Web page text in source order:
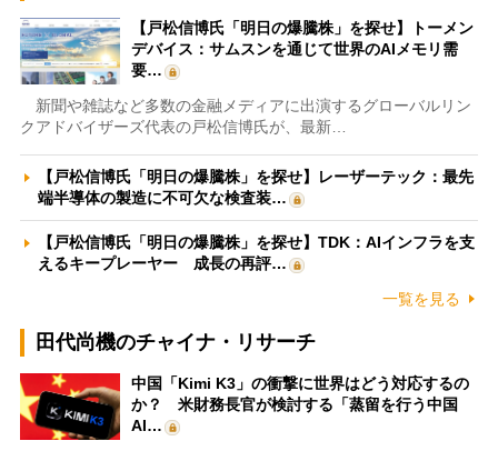
【戸松信博氏「明日の爆騰株」を探せ】トーメン
デバイス：サムスンを通じて世界のAIメモリ需
要…
新聞や雑誌など多数の金融メディアに出演するグローバルリン
クアドバイザーズ代表の戸松信博氏が、最新…
【戸松信博氏「明日の爆騰株」を探せ】レーザーテック：最先
端半導体の製造に不可欠な検査装…
【戸松信博氏「明日の爆騰株」を探せ】TDK：AIインフラを支
えるキープレーヤー 成長の再評…
一覧を見る
田代尚機のチャイナ・リサーチ
中国「Kimi K3」の衝撃に世界はどう対応するの
か？ 米財務長官が検討する「蒸留を行う中国
AI…